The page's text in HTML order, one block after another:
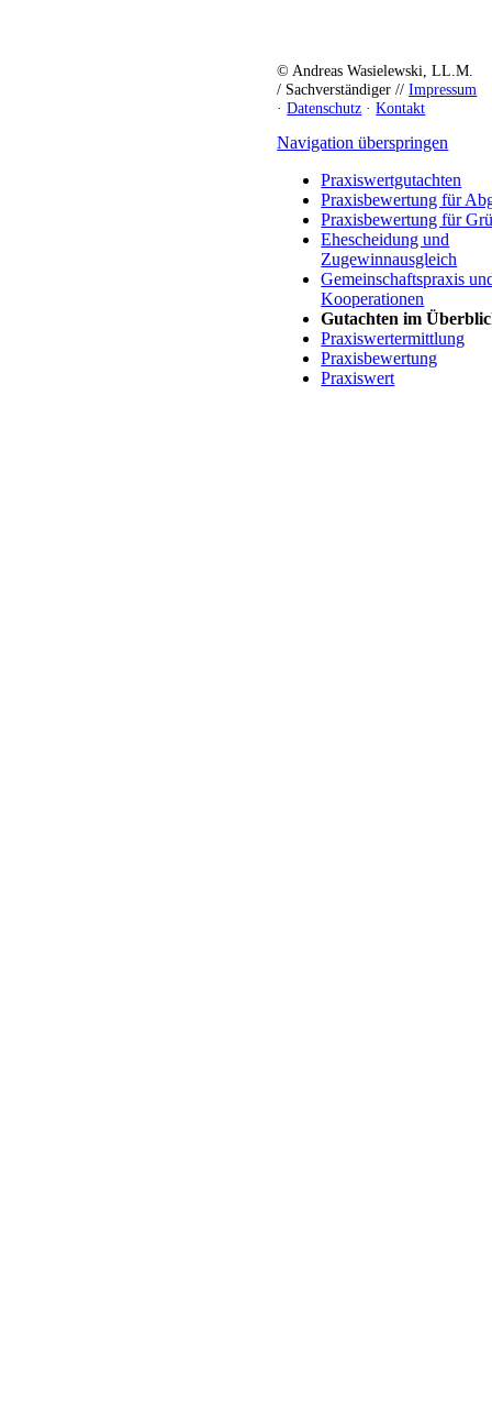
© Andreas Wasielewski, LL.M.
/ Sachverständiger //Impressum
·Datenschutz ·Kontakt
Navigation überspringen
Praxiswertgutachten
Praxisbewertung für
Praxisbewertung für
Ehescheidung und
Zugewinnausgleich
Gemeinschaftspraxis
Kooperationen
Gutachten im
Praxiswertermittlung
Praxisbewertung
Praxiswert